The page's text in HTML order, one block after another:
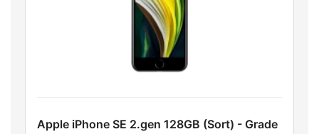
Apple iPhone SE 2.gen 128GB (Sort) - Grade